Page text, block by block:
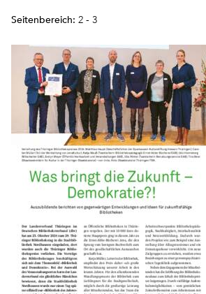
Seitenbereich: 2 - 3